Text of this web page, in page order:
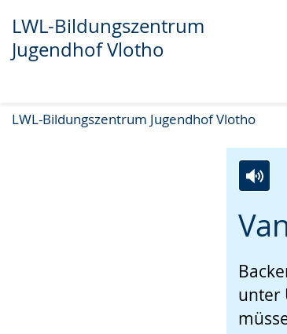
Transkript anzeigen
Abspielen
Pausieren
LWL-Bildungszentrum
Jugendhof Vlotho
LWL-Bildungszentrum Jugendhof Vlotho
unter
Audio-
Video
wird